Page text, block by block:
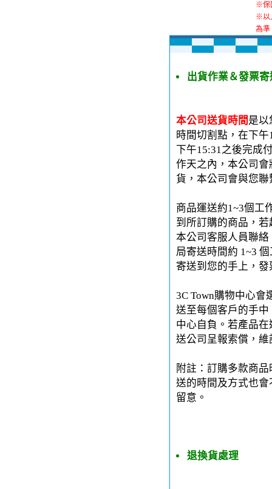
※保
※以
為準
出貨作業＆發票寄
本公司送貨時間 是以
時間切割點，在下
下午15:31之後完成
作天之內，本公司
貨，本公司會與您
商品運送約1~3個工
到所訂購的商品，
本公司客服人員聯
局寄送時間約 1~3
寄送到您的手上，
3C Town購物中心
送至每個客戶的手中
中心自負。若產品
送公司呈報索償，
附註：訂購多款商
送的時間及方式也
留意。
退換貨處理